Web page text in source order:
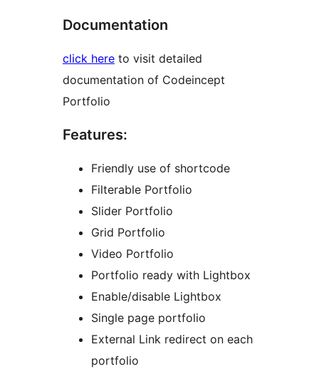
Documentation
click here to visit detailed
documentation of Codeincept
Portfolio
Features:
Friendly use of shortcode
Filterable Portfolio
Slider Portfolio
Grid Portfolio
Video Portfolio
Portfolio ready with Lightbox
Enable/disable Lightbox
Single page portfolio
External Link redirect on each
portfolio